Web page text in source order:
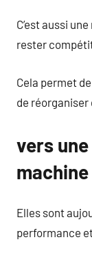
C’est aussi
rester
Cela permet
de
vers
Elles sont
performance